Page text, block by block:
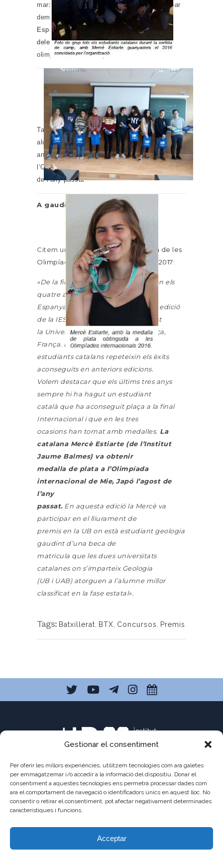
Gestionar el consentiment
Per oferir les millors experiències, utilitzem tecnologies com ara galetes
per emmagatzemar i/o accedir a la informació del dispositiu. Donar el
consentiment a aquestes tecnologies ens permetrà processar dades com
ara el comportament de navegació o identificadors únics en aquest lloc. No
consentir o retirar el consentiment, pot afectar negativament determinades
característiques i funcions.
Acceptar
marxar cap a Béjar (Salamanca) per participar
demà 1 d’abril de 2017 en la
VIII Olimpiada
Española de Geologia
formant part de la
delegació catalana(els 4 seleccionats a les
olimpíades catalanes).
També l’acompanya també la Mercè Estiarte,
alumna de l’INS Jaume Balmes del curs
anterior, que va obtenir medalla de plata a
l’Olimpíada internacional de Mie, Japó l’agost
de l’any passat
A gaudir i molta sort!!!
Citem un tros dela nota de premsa de les
Olimpíades catalanes de Geologia 2017:
«De la final de Salamanca en sortiran els
quatre alumnes que representaran
Espanya a la final internacional (11a edició
de la IESO 2017) que es farà a l’agost
la Université de la Côte d’Azur, a Niça,
França. Esperem que els nostres
estudiants catalans repeteixin els èxits
aconseguits en anteriors edicions.
Volem destacar que els últims tres anys
sempre hi ha hagut un estudiant
català que ha aconseguit plaça a la final
Internacional i que en les tres
ocasions han tornat amb medalles. La
catalana Mercè Estiarte (de l’Institut
Jaume Balmes) va obtenir
medalla de plata a l’Olimpíada
internacional de Mie, Japó l’agost de
l’any
passat.En aquesta edició la Mercè va
participar en el lliurament de
premis en la UB on està estudiant geologia
gaudint d’una beca de
matricula que les dues universitats
catalanes on s’imparteix Geologia
(UB i UAB) atorguen a l’alumne millor
classificat en la fase estatal».
Tags: Batxillerat BTX Concursos Premis
C/ Pau Claris 121
08009 Barcelona
93 487 03 01